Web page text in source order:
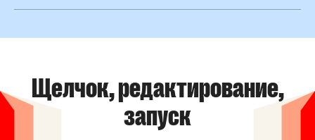
бизнеса, с настройкой в один клик, которая
Щелчок, редактирование,
запуск